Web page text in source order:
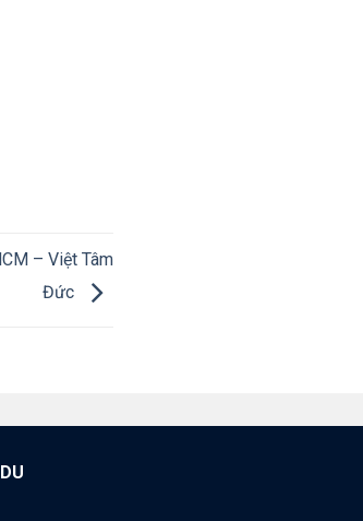
– Việt Tâm
Đức